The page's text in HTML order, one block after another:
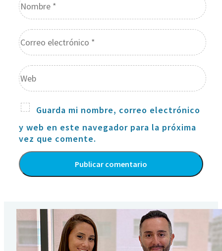
Guarda mi nombre, correo electrónico
y web en este navegador para la próxima
vez que comente.